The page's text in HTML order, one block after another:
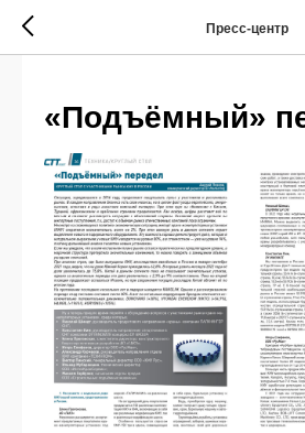
Пресс-центр
«Подъёмный»